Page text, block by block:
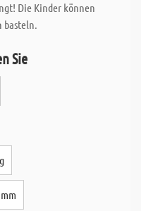
Die Kinder können
basteln.
Sie